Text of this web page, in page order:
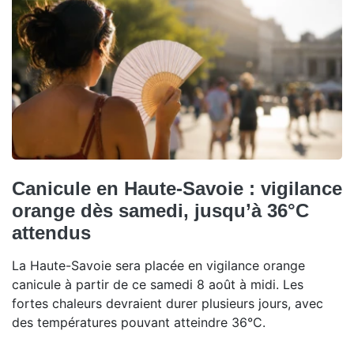
Canicule en Haute-Savoie : vigilance
orange dès samedi, jusqu’à 36°C
attendus
La Haute-Savoie sera placée en vigilance orange
canicule à partir de ce samedi 8 août à midi. Les
fortes chaleurs devraient durer plusieurs jours, avec
des températures pouvant atteindre 36°C.